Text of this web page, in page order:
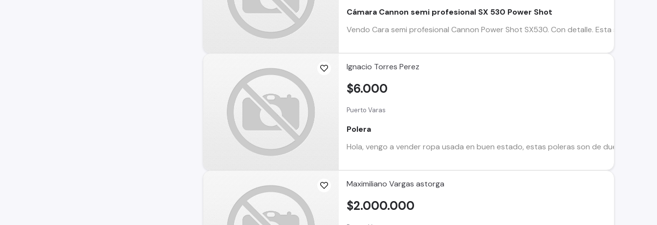
Cámara Cannon semi profesional SX 530 Power Shot
Vendo Cara semi profesional Cannon Power Shot SX530. Con detalle. Esta se
Ignacio Torres Perez
Puerto Varas
Polera
Hola, vengo a vender ropa usada en buen estado, estas poleras son de dueño
$6.000
Maximiliano Vargas astorga
$2.000.000